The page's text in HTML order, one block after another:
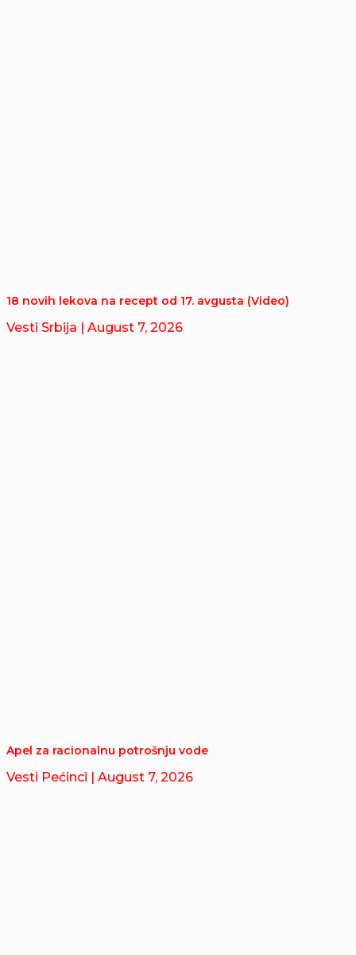
18 novih lekova na recept od 17. avgusta (Video)
Vesti Srbija | August 7, 2026
Apel za racionalnu potrošnju vode
Vesti Pećinci | August 7, 2026